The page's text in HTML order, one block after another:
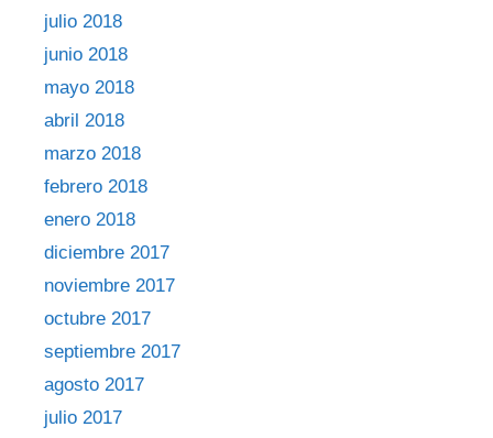
julio 2018
junio 2018
mayo 2018
abril 2018
marzo 2018
febrero 2018
enero 2018
diciembre 2017
noviembre 2017
octubre 2017
septiembre 2017
agosto 2017
julio 2017